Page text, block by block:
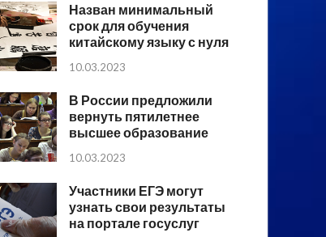
Назван минимальный
срок для обучения
китайскому языку с нуля
10.03.2023
В России предложили
вернуть пятилетнее
высшее образование
10.03.2023
Участники ЕГЭ могут
узнать свои результаты
на портале госуслуг